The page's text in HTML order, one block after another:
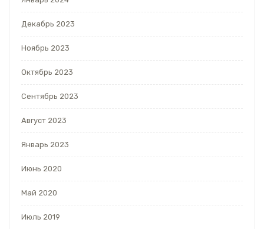
Декабрь 2023
Ноябрь 2023
Октябрь 2023
Сентябрь 2023
Август 2023
Январь 2023
Июнь 2020
Май 2020
Июль 2019